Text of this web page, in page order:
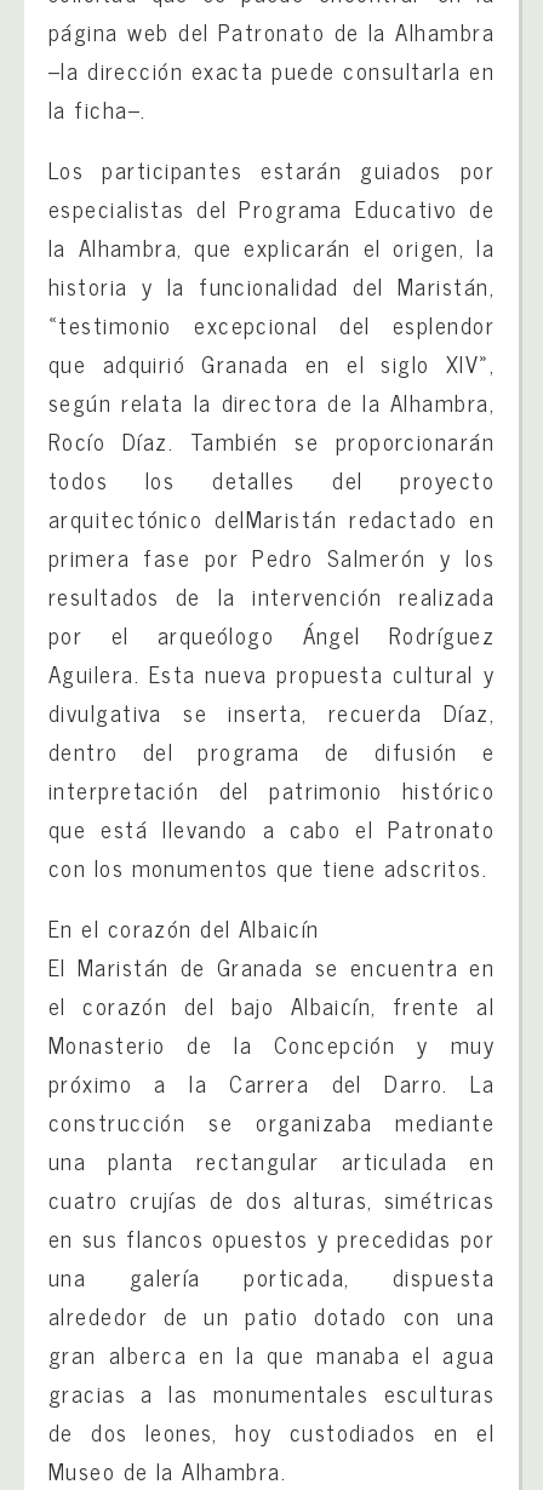
página web del Patronato de la Alhambra
–la dirección exacta puede consultarla en
la ficha–.
Los participantes estarán guiados por
especialistas del Programa Educativo de
la Alhambra, que explicarán el origen, la
historia y la funcionalidad del Maristán,
«testimonio excepcional del esplendor
que adquirió Granada en el siglo XIV»,
según relata la directora de la Alhambra,
Rocío Díaz. También se proporcionarán
todos los detalles del proyecto
arquitectónico delMaristán redactado en
primera fase por Pedro Salmerón y los
resultados de la intervención realizada
por el arqueólogo Ángel Rodríguez
Aguilera. Esta nueva propuesta cultural y
divulgativa se inserta, recuerda Díaz,
dentro del programa de difusión e
interpretación del patrimonio histórico
que está llevando a cabo el Patronato
con los monumentos que tiene adscritos.
En el corazón del Albaicín
El Maristán de Granada se encuentra en
el corazón del bajo Albaicín, frente al
Monasterio de la Concepción y muy
próximo a la Carrera del Darro. La
construcción se organizaba mediante
una planta rectangular articulada en
cuatro crujías de dos alturas, simétricas
en sus flancos opuestos y precedidas por
una galería porticada, dispuesta
alrededor de un patio dotado con una
gran alberca en la que manaba el agua
gracias a las monumentales esculturas
de dos leones, hoy custodiados en el
Museo de la Alhambra.